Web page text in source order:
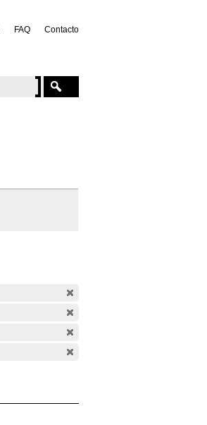
FAQ Contacto